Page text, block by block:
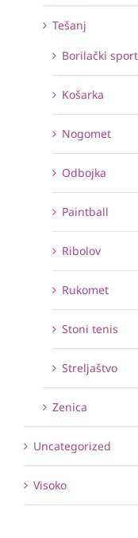
Tešanj
Borilački
Košarka
Nogomet
Odbojka
Paintball
Ribolov
Rukomet
Stoni tenis
Streljaštvo
Zenica
Uncategorized
Visoko